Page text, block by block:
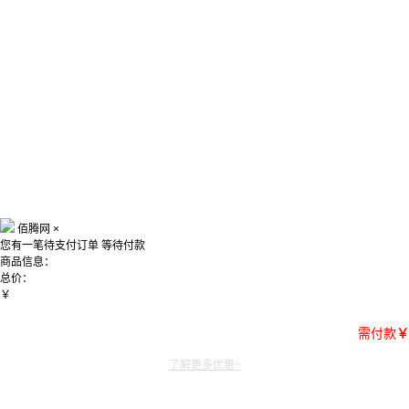
佰腾网 ×
您有一笔待支付订单 等待付款
商品信息：
总价：
￥
需付款￥
了解更多优惠~